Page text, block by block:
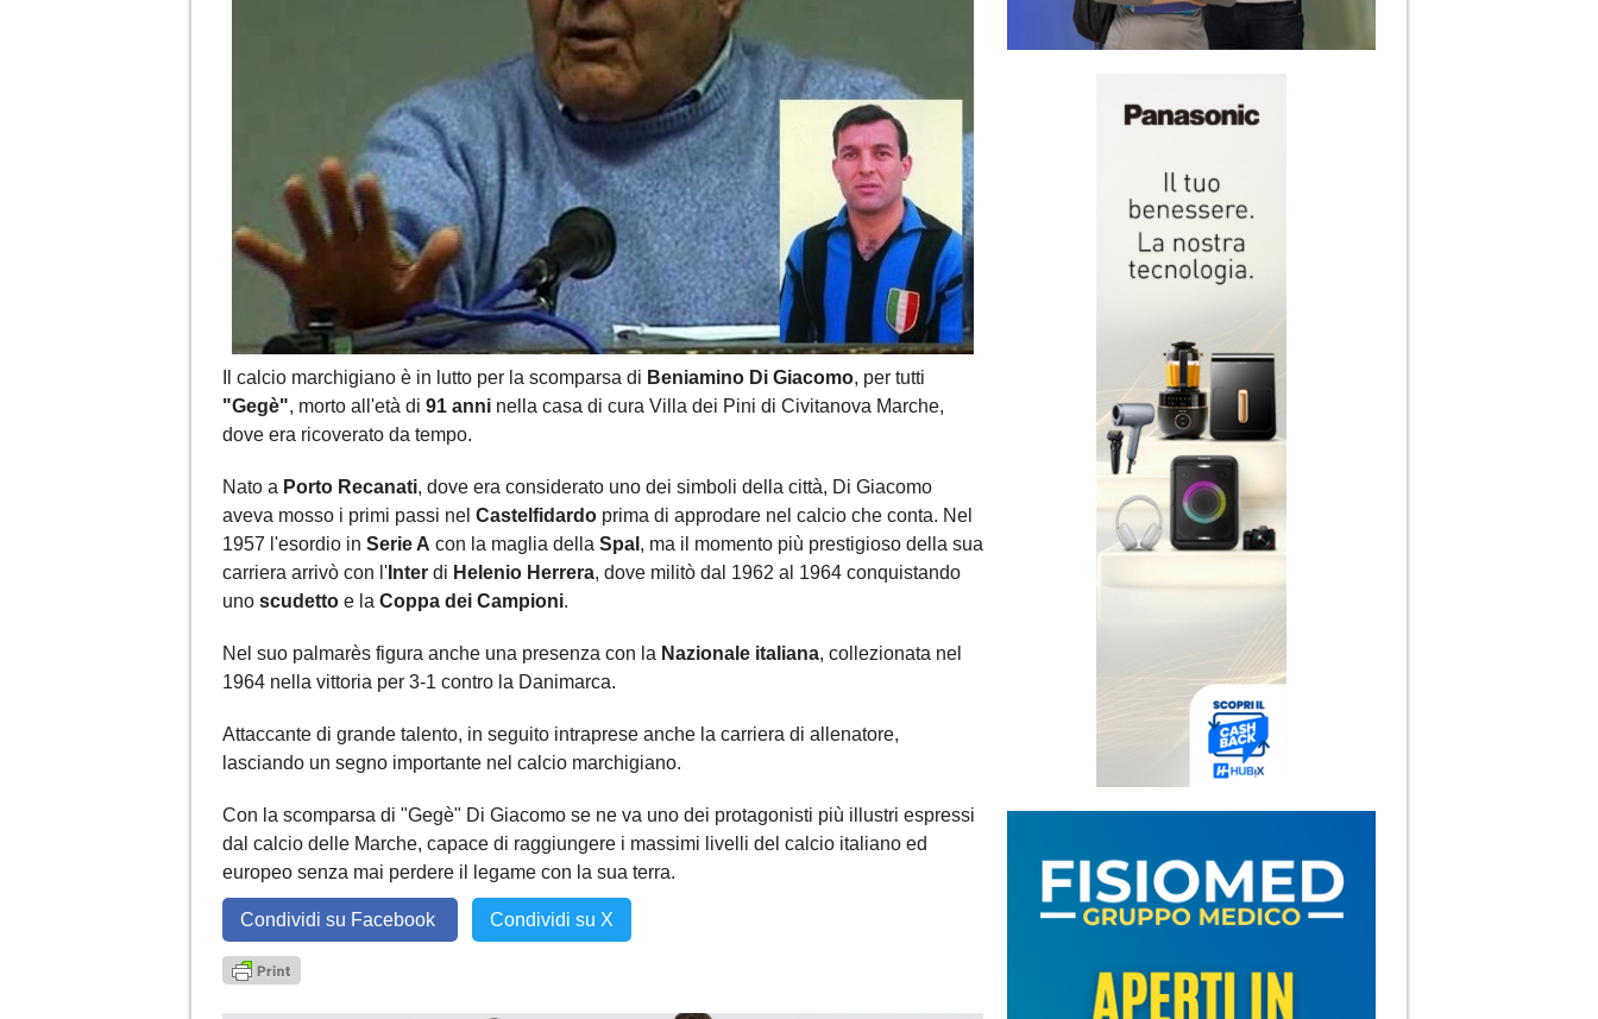
Il calcio marchigiano è in lutto per la scomparsa di Beniamino Di Giacomo, per tutti
"Gegè", morto all'età di 91 anni nella casa di cura Villa dei Pini di Civitanova Marche,
dove era ricoverato da tempo.
Nato a Porto Recanati, dove era considerato uno dei simboli della città, Di Giacomo
aveva mosso i primi passi nel Castelfidardo prima di approdare nel calcio che conta. Nel
1957 l'esordio in Serie A con la maglia della Spal , ma il momento più prestigioso della sua
carriera arrivò con l' Inter di Helenio Herrera, dove militò dal 1962 al 1964 conquistando
uno scudetto e la Coppa dei Campioni.
Nel suo palmarès figura anche una presenza con la Nazionale italiana, collezionata nel
1964 nella vittoria per 3-1 contro la Danimarca.
Attaccante di grande talento, in seguito intraprese anche la carriera di allenatore,
lasciando un segno importante nel calcio marchigiano.
Con la scomparsa di "Gegè" Di Giacomo se ne va uno dei protagonisti più illustri espressi
dal calcio delle Marche, capace di raggiungere i massimi livelli del calcio italiano ed
europeo senza mai perdere il legame con la sua terra.
Condividi su Facebook Condividi su X